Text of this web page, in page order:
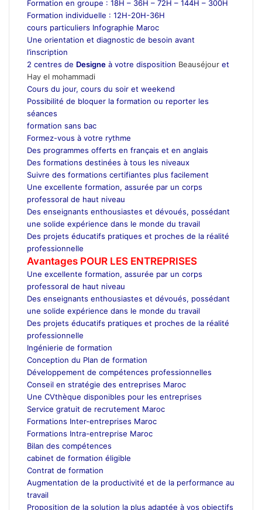
Formation en groupe : 18H – 36H – 72H – 144H – 300H
Formation individuelle : 12H-20H-36H
cours particuliers Infographie Maroc
Une orientation et diagnostic de besoin avant
l’inscription
2 centres de Designe à votre disposition Beauséjour et
Hay el mohammadi
Cours du jour, cours du soir et weekend
Possibilité de bloquer la formation ou reporter les
séances
formation sans bac
Formez-vous à votre rythme
Des programmes offerts en français et en anglais
Des formations destinées à tous les niveaux
Suivre des formations certifiantes plus facilement
Une excellente formation, assurée par un corps
professoral de haut niveau
Des enseignants enthousiastes et dévoués, possédant
une solide expérience dans le monde du travail
Des projets éducatifs pratiques et proches de la réalité
professionnelle
Avantages POUR LES ENTREPRISES
Une excellente formation, assurée par un corps
professoral de haut niveau
Des enseignants enthousiastes et dévoués, possédant
une solide expérience dans le monde du travail
Des projets éducatifs pratiques et proches de la réalité
professionnelle
Ingénierie de formation
Conception du Plan de formation
Développement de compétences professionnelles
Conseil en stratégie des entreprises Maroc
Une CVthèque disponibles pour les entreprises
Service gratuit de recrutement Maroc
Formations Inter-entreprises Maroc
Formations Intra-entreprise Maroc
Bilan des compétences
cabinet de formation éligible
Contrat de formation
Augmentation de la productivité et de la performance au
travail
Proposition de la solution la plus adaptée à vos objectifs